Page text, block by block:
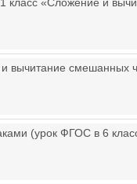
вычитание смешанных
(урок ФГОС в 6